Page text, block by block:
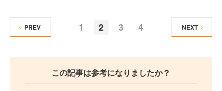
1 2 3 4
PREV NEXT
この記事は参考になりましたか？